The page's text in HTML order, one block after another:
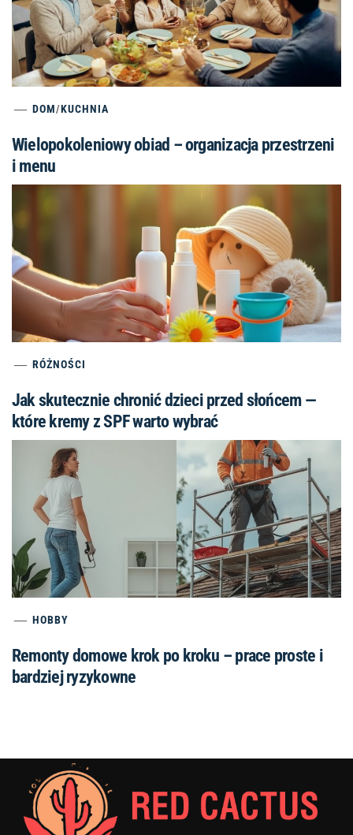
DOM/KUCHNIA
Wielopokoleniowy obiad – organizacja przestrzeni
i menu
RÓŻNOŚCI
Jak skutecznie chronić dzieci przed słońcem —
które kremy z SPF warto wybrać
HOBBY
Remonty domowe krok po kroku – prace proste i
bardziej ryzykowne